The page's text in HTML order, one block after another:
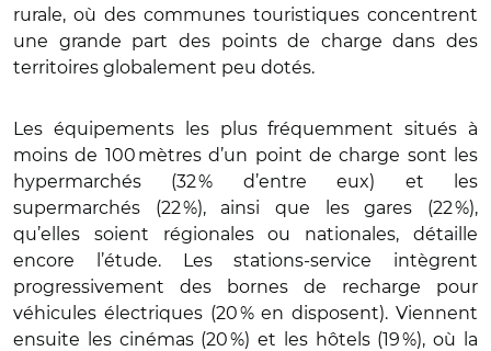
rurale, où des communes touristiques concentrent
une grande part des points de charge dans des
territoires globalement peu dotés.
Les équipements les plus fréquemment situés à
moins de 100 mètres d’un point de charge sont les
hypermarchés (32 % d’entre eux) et les
supermarchés (22 %), ainsi que les gares (22 %),
qu’elles soient régionales ou nationales, détaille
encore l’étude. Les stations-service intègrent
progressivement des bornes de recharge pour
véhicules électriques (20 % en disposent). Viennent
ensuite les cinémas (20 %) et les hôtels (19 %), où la